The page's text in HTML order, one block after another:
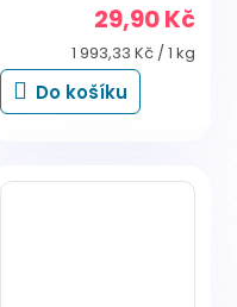
29,90 Kč
Měrná
cena:
1 993,33 Kč / 1 kg
Do košíku